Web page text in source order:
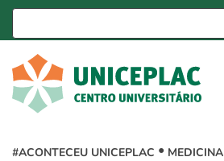
#ACONTECEU UNICEPLAC MEDICINA